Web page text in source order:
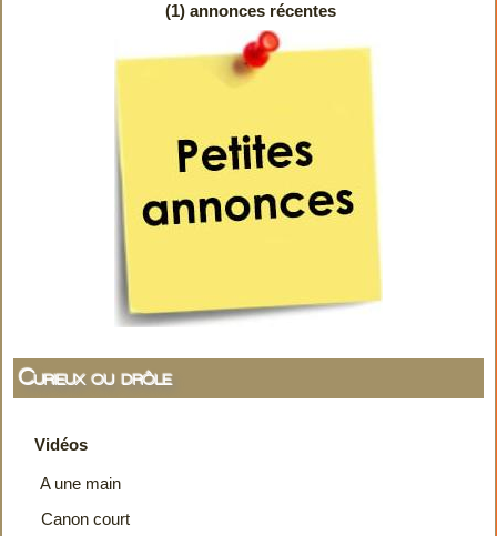
(1) annonces récentes
Curieux ou drôle
Vidéos
A une main
Canon court